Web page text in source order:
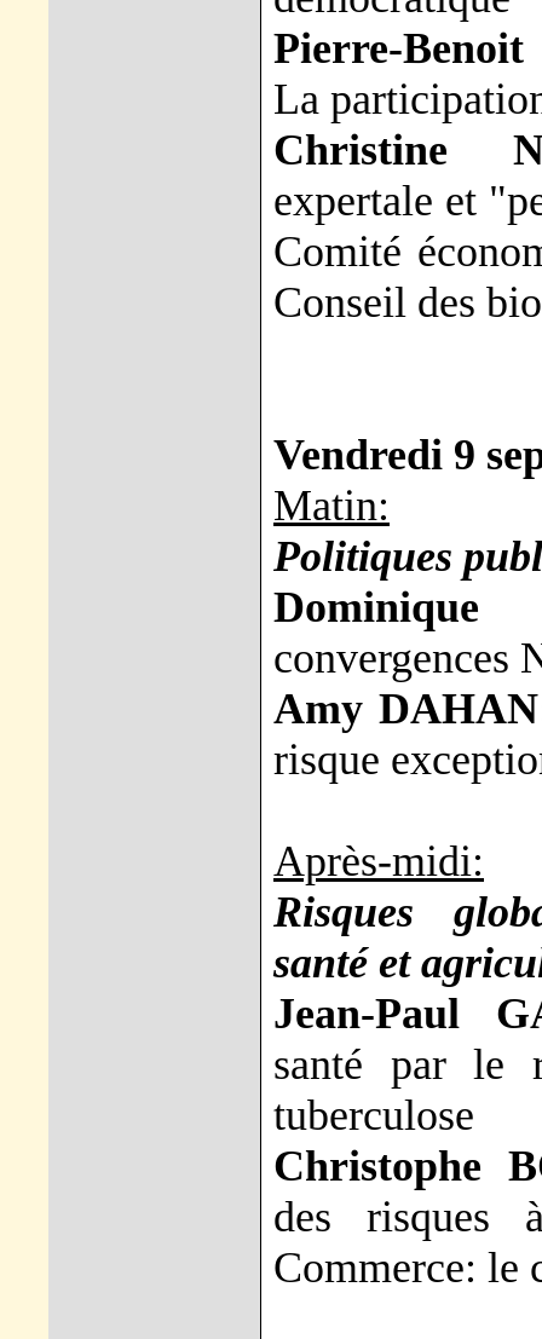
Pierre-
La
Christine
expertale et
Comité
Conseil des
Vendredi 9
Matin:
Politiques
Dominique
convergences
Amy
risque
Après-midi:
Risques
santé et
Jean-Paul
santé par le
tuberculose
Christophe
des risques
Commerce: le